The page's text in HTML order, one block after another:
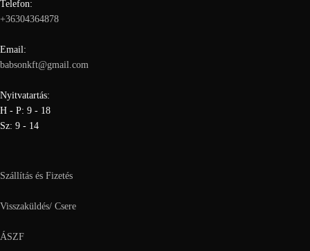
Telefon:
+36304364878
Email:
babsonkft@gmail.com
Nyitvatartás:
H - P: 9 - 18
Sz: 9 - 14
Szállítás és Fizetés
Visszaküldés/ Csere
ÁSZF